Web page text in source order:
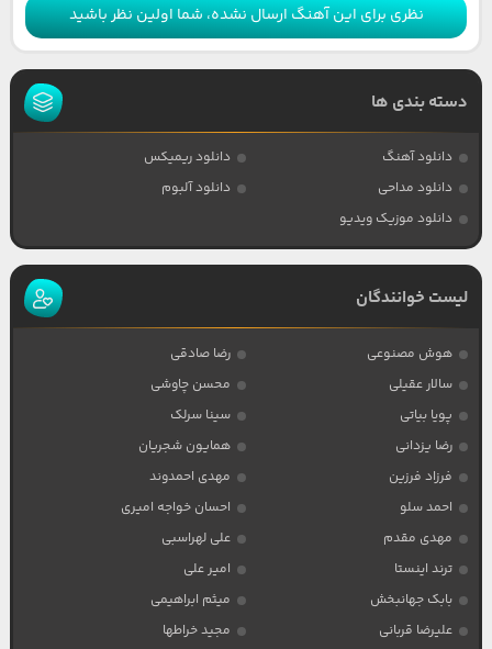
نظری برای این آهنگ ارسال نشده، شما اولین نظر باشید
دسته بندی ها
دانلود آهنگ
دانلود ریمیکس
دانلود مداحی
دانلود آلبوم
دانلود موزیک ویدیو
لیست خوانندگان
هوش مصنوعی
رضا صادقی
سالار عقیلی
محسن چاوشی
پویا بیاتی
سینا سرلک
رضا یزدانی
همایون شجریان
فرزاد فرزین
مهدی احمدوند
احمد سلو
احسان خواجه امیری
مهدی مقدم
علی لهراسبی
ترند اینستا
امیر علی
بابک جهانبخش
میثم ابراهیمی
علیرضا قربانی
مجید خراطها